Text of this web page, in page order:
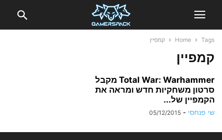
Home Tags קמפיין
קמפיין
Total War: Warhammer מקבל
סרטון משחקיות חדש ומראה את
הקמפיין של...
שי פנחסי -
05/12/2015